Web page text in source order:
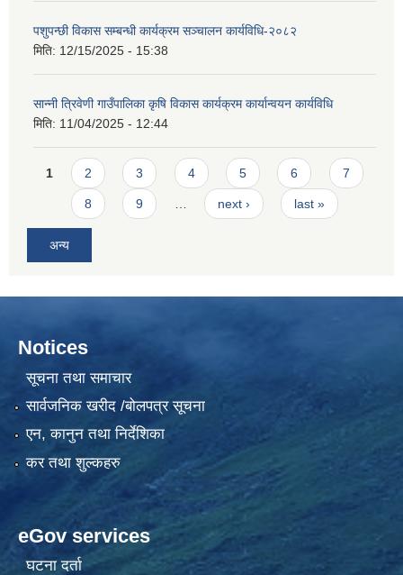
पशुपन्छी विकास सम्बन्धी कार्यक्रम सञ्चालन कार्यविधि-२०८२
मिति: 12/15/2025 - 15:38
सान्नी त्रिवेणी गाउँपालिका कृषि विकास कार्यक्रम कार्यान्वयन कार्यविधि
मिति: 11/04/2025 - 12:44
Pages
1 2 3 4 5 6 7
8 9 next › last »
अन्य
Notices
सूचना तथा समाचार
सार्वजनिक खरीद /बोलपत्र सूचना
एन, कानुन तथा निर्देशिका
कर तथा शुल्कहरु
eGov services
घटना दर्ता